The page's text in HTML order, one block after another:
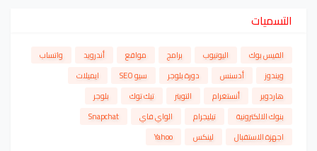
التسميات
الفيس بوك اليوتيوب برامج مواقع أندرويد
واتساب
ويندوز
أدسنس دورة بلوجر سيو SEO
ايميلات
هاردوير
أنستغرام التويتر تيك توك
بلوجر
بنوك الالكترونية
تيليجرام الواي فاي
Snapchat
اجهزة الاستقبال
لينكس Yahoo